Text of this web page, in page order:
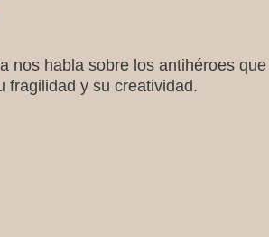
nos habla sobre los antihéroes
fragilidad y su creatividad.